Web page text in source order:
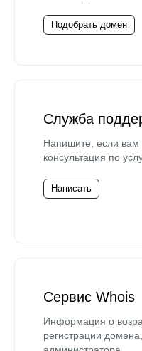
Подобрать домен
Служба
Напишите, если
консультация по
Написать
Сервис Whois
Информация о
регистрации